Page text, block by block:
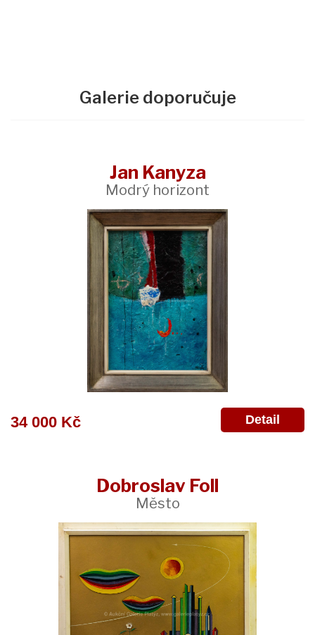
Galerie doporučuje
Jan Kanyza
Modrý horizont
34 000 Kč Detail
Dobroslav Foll
Město